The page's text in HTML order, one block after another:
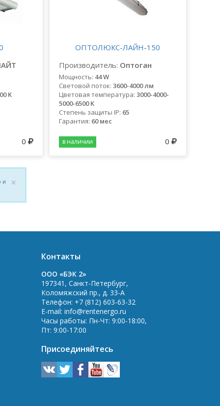
K
0
ОПТОЛЮКС-ЛАЙН-150
Производитель: Оптоган
Мощность: 44 W
Световой поток: 3600-4000 лм
Цветовая температура: 3000-4000-
5000-6500 K
Степень защиты IP: 65
Гарантия: 60 мес
0
в наличии
×
и
Контакты
OOO «БЭК 2»
197341 , Санкт-Петербург,
Коломяжский пр., д. 33-А
Телефон: +7 (812) 603-63-32
E-mail: info@rentenergo.ru
Часы работы: Пн-Чт: 9:00-18:00,
Пт: 9:00-17:00
Присоединяйтесь